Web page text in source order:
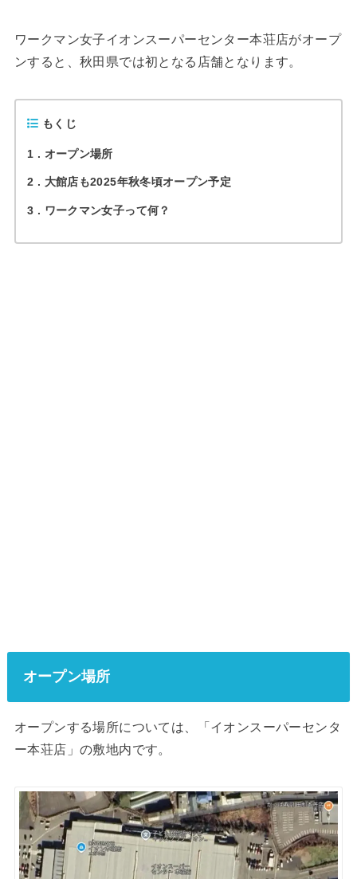
ワークマン女子イオンスーパーセンター本荘店がオープ
ンすると、秋田県では初となる店舗となります。
もくじ
1 オープン場所
2 大館店も2025年秋冬頃オープン予定
3 ワークマン女子って何？
オープン場所
オープンする場所については、「イオンスーパーセンタ
ー本荘店」の敷地内です。